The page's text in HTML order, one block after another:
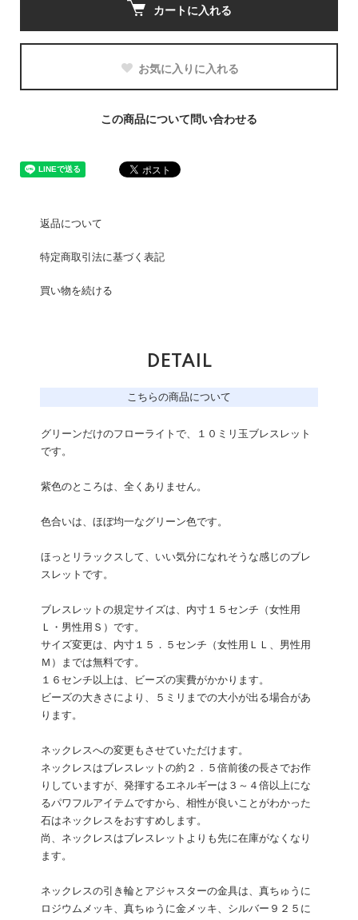
カートに入れる
お気に入りに入れる
この商品について問い合わせる
返品について
特定商取引法に基づく表記
買い物を続ける
DETAIL
こちらの商品について
グリーンだけのフローライトで、１０ミリ玉ブレスレット
です。
紫色のところは、全くありません。
色合いは、ほぼ均一なグリーン色です。
ほっとリラックスして、いい気分になれそうな感じのブレ
スレットです。
ブレスレットの規定サイズは、内寸１５センチ（女性用
Ｌ・男性用Ｓ）です。
サイズ変更は、内寸１５．５センチ（女性用ＬＬ、男性用
Ｍ）までは無料です。
１６センチ以上は、ビーズの実費がかかります。
ビーズの大きさにより、５ミリまでの大小が出る場合があ
ります。
ネックレスへの変更もさせていただけます。
ネックレスはブレスレットの約２．５倍前後の長さでお作
りしていますが、発揮するエネルギーは３～４倍以上にな
るパワフルアイテムですから、相性が良いことがわかった
石はネックレスをおすすめします。
尚、ネックレスはブレスレットよりも先に在庫がなくなり
ます。
ネックレスの引き輪とアジャスターの金具は、真ちゅうに
ロジウムメッキ、真ちゅうに金メッキ、シルバー９２５に